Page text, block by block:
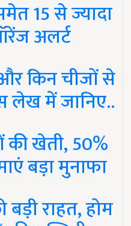
15 से ज्यादा
अलर्ट
किन चीजों से
लेख में जानिए..
खेती, 50%
बड़ा मुनाफा
राहत, होम